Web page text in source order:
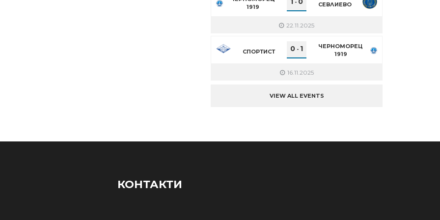
1919
- СЕВЛИЕВО
22.11.2025
СПОРТИСТ 0 - 1
ЧЕРНОМОРЕЦ
1919
16.11.2025
VIEW ALL EVENTS
КОНТАКТИ